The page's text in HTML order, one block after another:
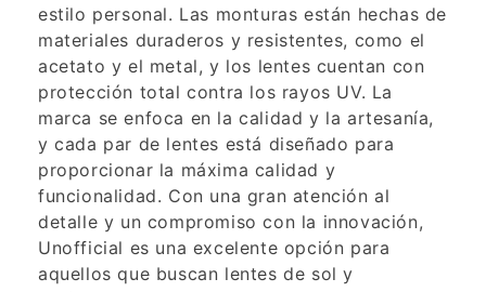
estilo personal. Las monturas están hechas de
materiales duraderos y resistentes, como el
acetato y el metal, y los lentes cuentan con
protección total contra los rayos UV. La
marca se enfoca en la calidad y la artesanía,
y cada par de lentes está diseñado para
proporcionar la máxima calidad y
funcionalidad. Con una gran atención al
detalle y un compromiso con la innovación,
Unofficial es una excelente opción para
aquellos que buscan lentes de sol y